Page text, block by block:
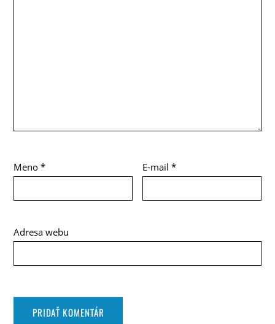
Meno* E-mail*
Adresa webu